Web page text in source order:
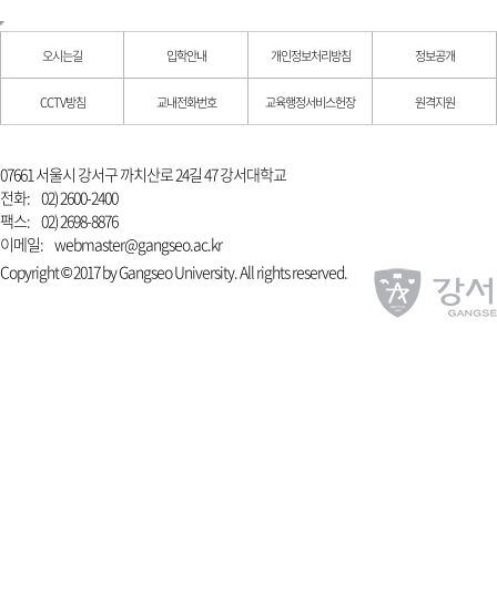
오시는길 입학안내 개인정보처리방침 정보공개
CCTV방침 교내전화번호 교육행정서비스헌장 원격지원
07661 서울시 강서구 까치산로 24길 47 강서대학교
전화: 02) 2600-2400
팩스: 02) 2698-8876
이메일: webmaster@gangseo.ac.kr
Copyright © 2017 by Gangseo University. All rights reserved.